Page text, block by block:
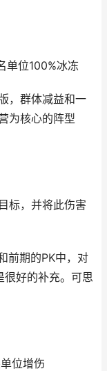
位100%冰冻
，群体减益和一
为核心的阵型
，并将此伤害
期的PK中，对
很好的补充。可思
位增伤